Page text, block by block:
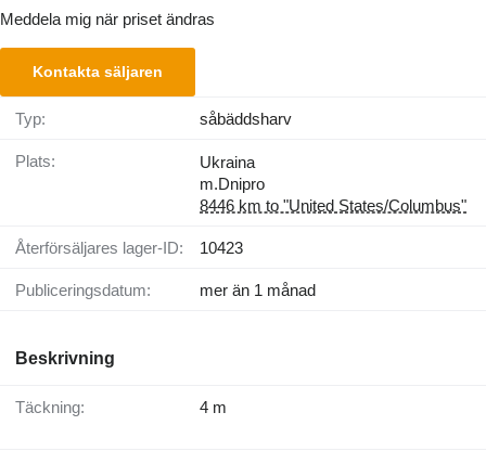
Meddela mig när priset ändras
Kontakta säljaren
Typ: såbäddsharv
Plats:
Ukraina
m.Dnipro
8446 km to "United States/Columbus"
Återförsäljares lager-ID: 10423
Publiceringsdatum: mer än 1 månad
Beskrivning
Täckning: 4 m